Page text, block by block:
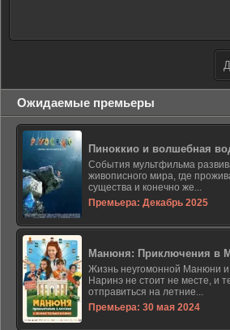
Ожидаемые премьеры
Пиноккио и волшебная
События мультфильма
живописного мира, где
существа и конечно же...
Премьера: Декабрь 2025
Манюня: Приключения в
Жизнь неугомонной Манюни и
Наринэ не стоит не месте, и
отправиться на летние...
Премьера: 30 мая 2024